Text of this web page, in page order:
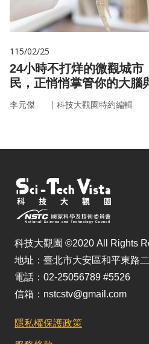
115/02/25
24小時不打烊的微觀城市
民，正悄悄掌管你的大腦
李元傑 ｜ 科技大觀園特約編輯
科技大觀園 ©2020 All Rights
地址：臺北市大安區和平東路
電話：02-25056789 #5526
信箱：nstcstv@gmail.com
隱私權保護政策